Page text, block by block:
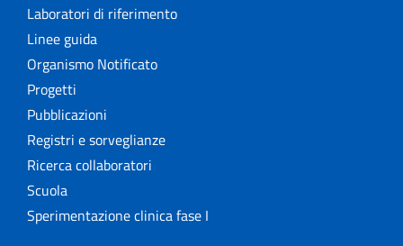
Laboratori di riferimento
Linee guida
Organismo Notificato
Progetti
Pubblicazioni
Registri e sorveglianze
Ricerca collaboratori
Scuola
Sperimentazione clinica fase I